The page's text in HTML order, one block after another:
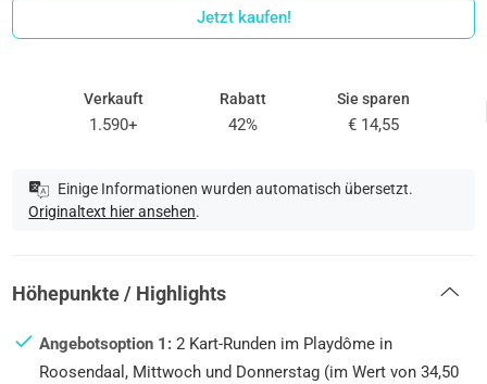
Jetzt kaufen!
Verkauft
1.590+
Rabatt
42%
Sie sparen
€ 14,55
Einige Informationen wurden automatisch übersetzt.
Originaltext hier ansehen.
Höhepunkte / Highlights
Angebotsoption 1: 2 Kart-Runden im Playdôme in
Roosendaal, Mittwoch und Donnerstag (im Wert von 34,50